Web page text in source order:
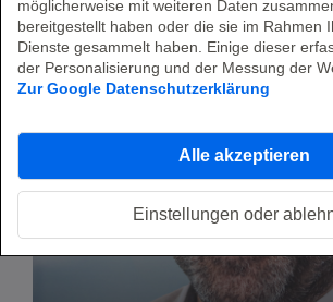
möglicherweise mit weiteren Daten
bereitgestellt haben oder die sie im Rahmen
Dienste gesammelt haben. Einige dieser
der Personalisierung und der Messung der
Zur Google Datenschutzerklärung
Alle akzeptieren
Einstellungen oder